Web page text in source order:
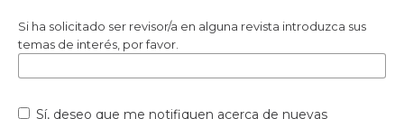
Si ha solicitado ser revisor/a en alguna revista introduzca sus
temas de interés, por favor.
Sí, deseo que me notifiquen acerca de nuevas